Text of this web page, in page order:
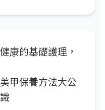
康的基礎護理，
甲保養方法大公